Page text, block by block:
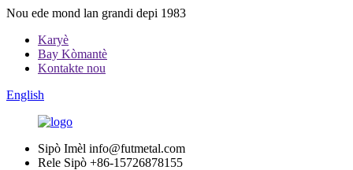
Nou ede mond lan grandi depi 1983
Karyè
Bay Kòmantè
Kontakte nou
English
Sipò Imèl info@futmetal.com
Rele Sipò +86-15726878155